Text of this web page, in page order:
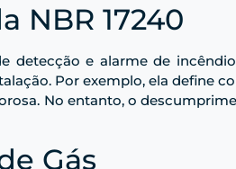
NBR 17240
detecção e alarme de
Por exemplo, ela define
No entanto, o
Gás